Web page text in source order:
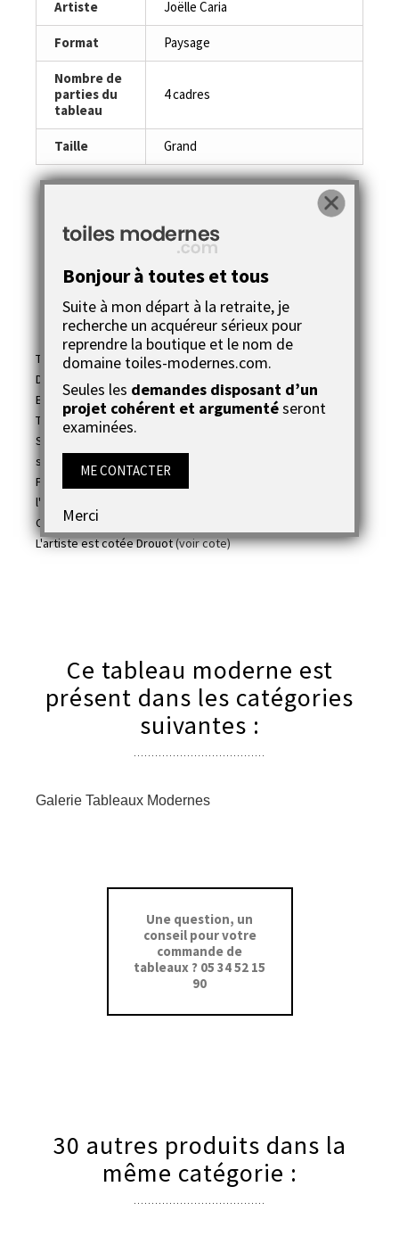
Artiste Joëlle Caria
Format Paysage
Nombre de
parties du
tableau
4 cadres
Taille Grand
En savoir plus
Titre de l'oeuvre : Blue dream
Dimensions : 4x(80x30cm) soit au total 80x120cm
Epaisseur : 1,5cm
Technique : acrylique
Support : toile coton montée sur châssis en bois avec
système d'accroches au dos pour une pose immédiate
Finition : deux couches de vernis acrylique afin de protéger
l'oeuvre
Couleurs : bleu, gris, blans, noir.............
L'artiste est cotée Drouot(voir cote)
Ce tableau moderne est
présent dans les catégories
suivantes :
Galerie Tableaux Modernes
Une question, un
conseil pour votre
commande de
tableaux ? 05 34 52 15
90
30 autres produits dans la
même catégorie :
Bonjour à toutes et tous
Suite à mon départ à la retraite, je
recherche un acquéreur sérieux pour
reprendre la boutique et le nom de
domaine toiles-modernes.com.
Seules les demandes disposant d’un
projet cohérent et argumentéseront
examinées.
ME CONTACTER
Merci